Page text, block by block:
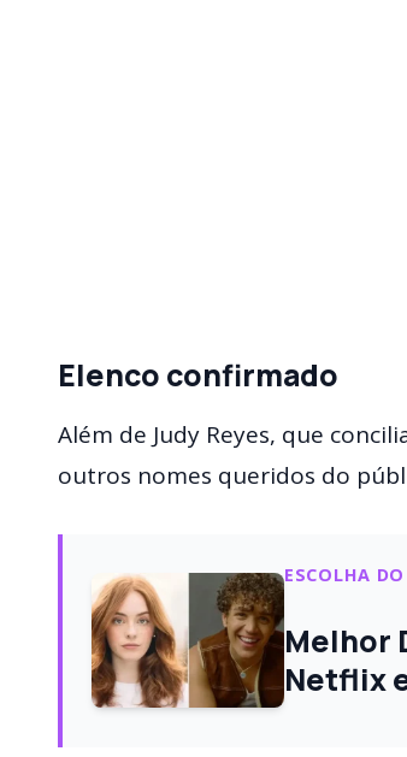
Elenco confirmado
Além de Judy Reyes, que
outros nomes queridos do
ESCOLHA
Melhor
Netflix